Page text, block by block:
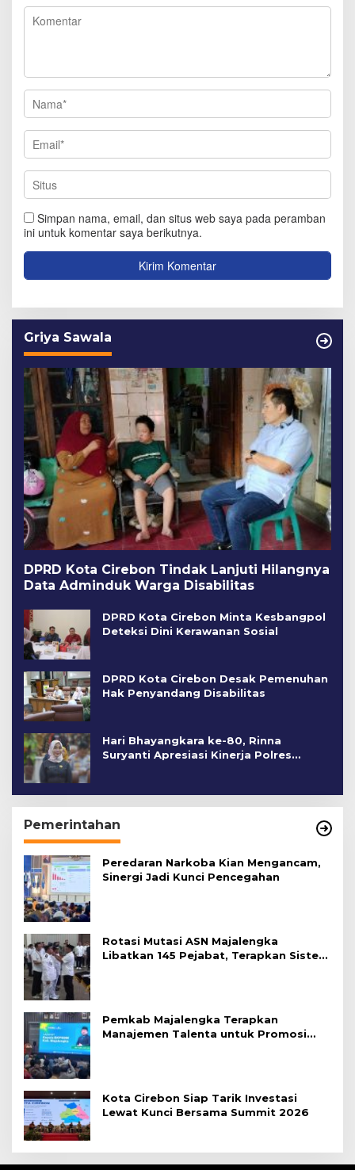
Simpan nama, email, dan situs web saya pada peramban
ini untuk komentar saya berikutnya.
Griya Sawala
DPRD Kota Cirebon Tindak Lanjuti Hilangnya
Data Adminduk Warga Disabilitas
DPRD Kota Cirebon Minta Kesbangpol
Deteksi Dini Kerawanan Sosial
DPRD Kota Cirebon Desak Pemenuhan
Hak Penyandang Disabilitas
Hari Bhayangkara ke-80, Rinna
Suryanti Apresiasi Kinerja Polres
Pemerintahan
Peredaran Narkoba Kian Mengancam,
Sinergi Jadi Kunci Pencegahan
Rotasi Mutasi ASN Majalengka
Libatkan 145 Pejabat, Terapkan Sistem
Pemkab Majalengka Terapkan
Manajemen Talenta untuk Promosi
Kota Cirebon Siap Tarik Investasi
Lewat Kunci Bersama Summit 2026